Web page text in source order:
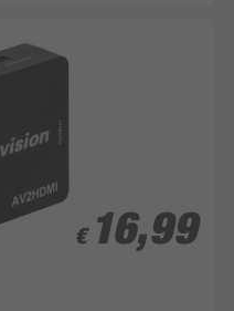
€ 16,99
€ 16,99